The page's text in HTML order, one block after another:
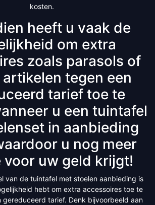
kosten.
heeft u vaak de
om extra
zoals parasols of
tegen een
tarief toe te
u een tuintafel
in aanbieding
u nog meer
voor uw geld krijgt!
van de tuintafel met stoelen aanbieding is
hebt om extra accessoires toe te
gereduceerd tarief. Denk bijvoorbeeld aan